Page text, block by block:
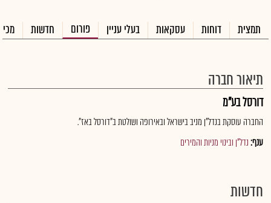
תמצית דוחות עסקאות בעלי עניין פורום חדשות
תיאור חברה
דורסל בע"מ
החברה עוסקת בנדל"ן מניב בישראל ובאירופה ושולטת ב"דורסל באז".
ענף:נדל"ן ובינוי מניות והמירים
חדשות